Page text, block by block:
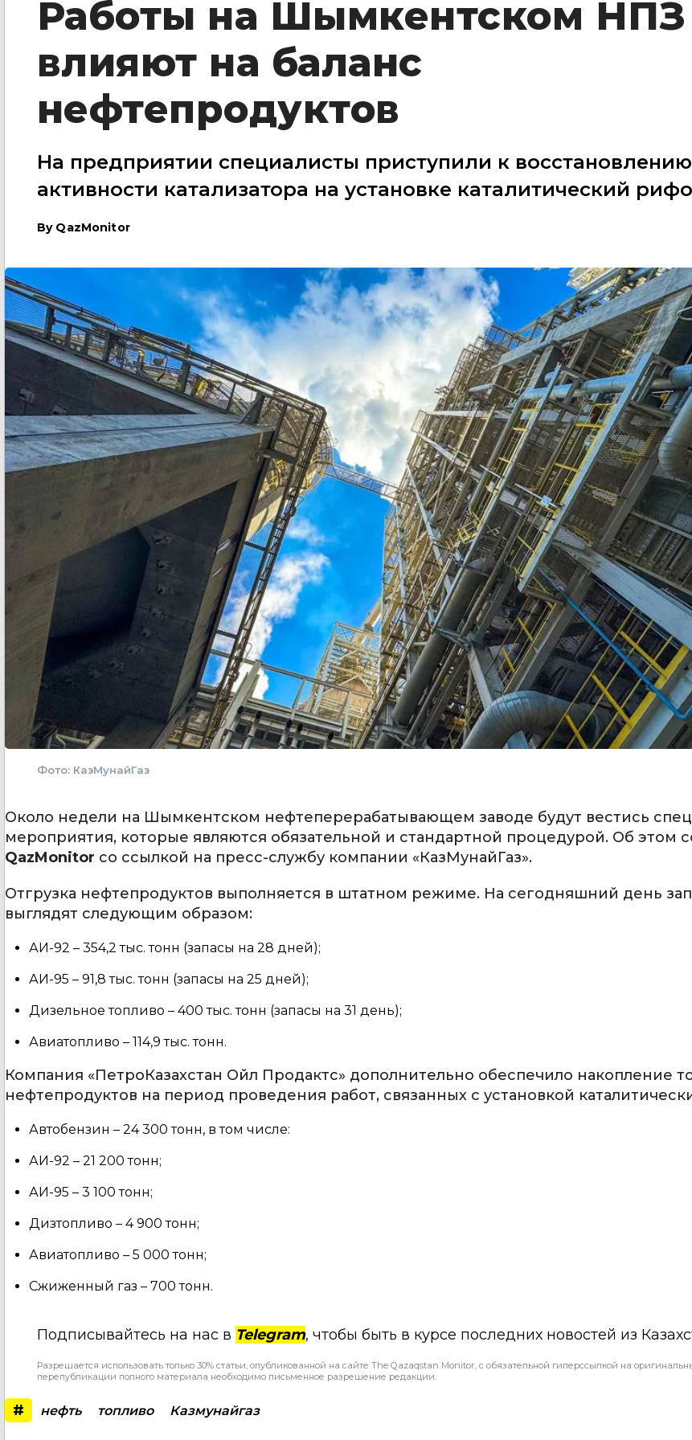
Работы на Шымкентском НПЗ
влияют на баланс
нефтепродуктов
На предприятии специалисты приступили к восстановлению
активности катализатора на установке каталитический
By QazMonitor
Фото: КазМунайГаз
Около недели на Шымкентском нефтеперерабатывающем заводе будут вестись
мероприятия, которые являются обязательной и стандартной процедурой. Об этом
QazMonitor со ссылкой на пресс-службу компании «КазМунайГаз».
Отгрузка нефтепродуктов выполняется в штатном режиме. На сегодняшний день
выглядят следующим образом:
АИ-92 – 354,2 тыс. тонн (запасы на 28 дней);
АИ-95 – 91,8 тыс. тонн (запасы на 25 дней);
Дизельное топливо – 400 тыс. тонн (запасы на 31 день);
Авиатопливо – 114,9 тыс. тонн.
Компания «ПетроКазахстан Ойл Продактс» дополнительно обеспечило накопление
нефтепродуктов на период проведения работ, связанных с установкой
Автобензин – 24 300 тонн, в том числе:
АИ-92 – 21 200 тонн;
АИ-95 – 3 100 тонн;
Дизтопливо – 4 900 тонн;
Авиатопливо – 5 000 тонн;
Сжиженный газ – 700 тонн.
Подписывайтесь на нас в Telegram, чтобы быть в курсе последних новостей из
Разрешается использовать только 30% статьи, опубликованной на сайте The Qazaqstan Monitor, с обязательной гиперссылкой на
перепубликации полного материала необходимо письменное разрешение редакции.
# нефть топливо Казмунайгаз